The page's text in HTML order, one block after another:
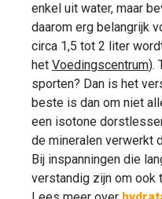
enkel uit water, maar
daarom erg belangrijk
circa 1,5 tot 2 liter
het Voedingscentrum).
sporten? Dan is het
beste is dan om niet
een isotone
de mineralen verwerkt
Bij inspanningen die
verstandig zijn om ook